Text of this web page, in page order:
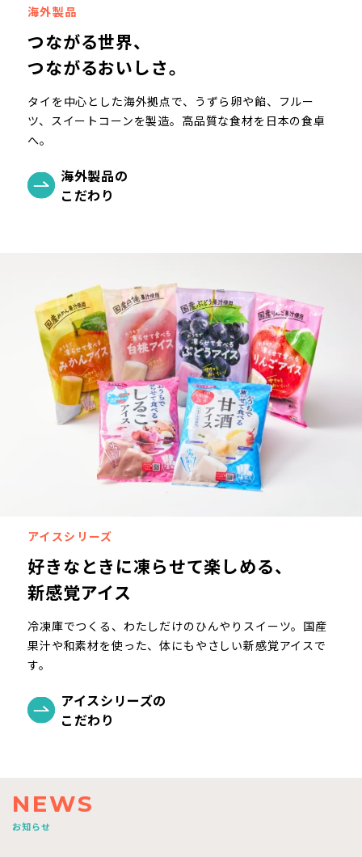
海外製品
つながる世界、
つながるおいしさ。
タイを中心とした海外拠点で、うずら卵や餡、フルー
ツ、スイートコーンを製造。高品質な食材を日本の食卓
へ。
海外製品の
こだわり
アイスシリーズ
好きなときに凍らせて楽しめる、
新感覚アイス
冷凍庫でつくる、わたしだけのひんやりスイーツ。国産
果汁や和素材を使った、体にもやさしい新感覚アイスで
す。
アイスシリーズの
こだわり
NEWS
お知らせ